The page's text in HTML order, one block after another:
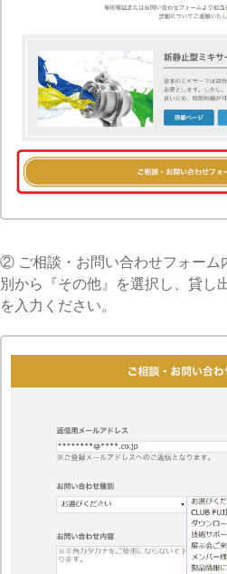
② ご相談・お問い合わせフォーム
別から『その他』を選択し、貸し
を入力ください。